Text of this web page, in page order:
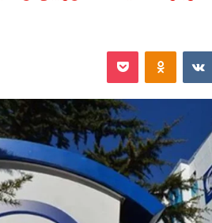
Odnoklassniki
‫Pocket